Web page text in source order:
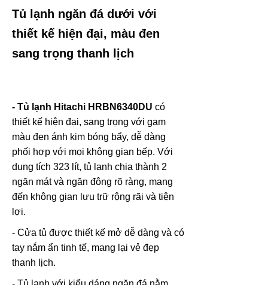
Tủ lạnh ngăn đá dưới với
thiết kế hiện đại, màu đen
sang trọng thanh lịch
- Tủ lạnh Hitachi HRBN6340DU có
thiết kế hiện đại, sang trọng với gam
màu đen ánh kim bóng bẩy, dễ dàng
phối hợp với mọi không gian bếp. Với
dung tích 323 lít, tủ lạnh chia thành 2
ngăn mát và ngăn đông rõ ràng, mang
đến không gian lưu trữ rộng rãi và tiện
lợi.
- Cửa tủ được thiết kế mở dễ dàng và có
tay nắm ẩn tinh tế, mang lại vẻ đẹp
thanh lịch.